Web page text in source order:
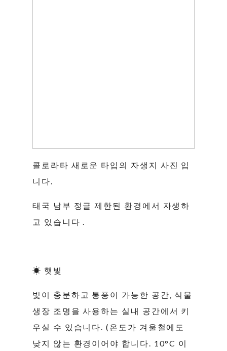
콜로라타 새로운 타입의 자생지 사진 입
니다.
태국 남부 정글 제한된 환경에서 자생하
고 있습니다 .
☀ 햇빛
빛이 충분하고 통풍이 가능한 공간, 식물
생장 조명을 사용하는 실내 공간에서 키
우실 수 있습니다. (온도가 겨울철에도
낮지 않는 환경이어야 합니다. 10°C 이